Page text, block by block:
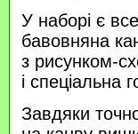
У наборі є
бавовняна
з рисунком-
і спеціальна
Завдяки